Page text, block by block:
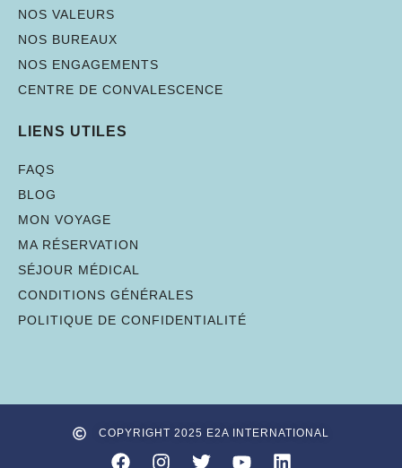
NOS VALEURS
NOS BUREAUX
NOS ENGAGEMENTS
CENTRE DE CONVALESCENCE
LIENS UTILES
FAQS
BLOG
MON VOYAGE
MA RÉSERVATION
SÉJOUR MÉDICAL
CONDITIONS GÉNÉRALES
POLITIQUE DE CONFIDENTIALITÉ
COPYRIGHT 2025 E2A INTERNATIONAL